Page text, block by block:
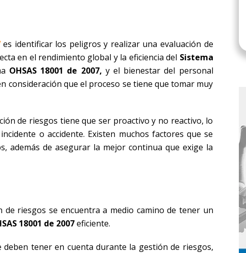
es identificar los peligros y realizar una evaluación de
en el rendimiento global y la eficiencia del Sistema
OHSAS 18001 de 2007, y el bienestar del personal
consideración que el proceso se tiene que tomar muy
de riesgos tiene que ser proactivo y no reactivo, lo
o accidente. Existen muchos factores que se
además de asegurar la mejor continua que exige la
riesgos se encuentra a medio camino de tener un
18001 de 2007eficiente.
tener en cuenta durante la gestión de riesgos,